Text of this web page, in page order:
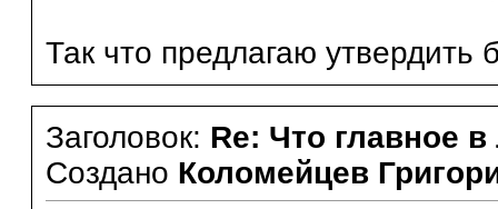
Так что предлагаю
Заголовок: Re: Что главное в
Создано Коломейцев